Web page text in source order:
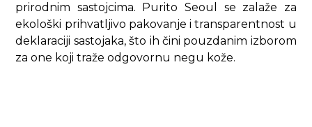
prirodnim sastojcima. Purito Seoul se zalaže za
ekološki prihvatljivo pakovanje i transparentnost u
deklaraciji sastojaka, što ih čini pouzdanim izborom
za one koji traže odgovornu negu kože.